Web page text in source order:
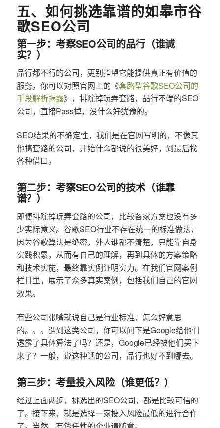
五、如何挑选靠谱的如皋市谷
歌SEO公司
第一步：考察SEO公司的品行（谁诚
实？）
品行都不行的公司，更别指望它能提供真正有价值的
服务。你可以对照官网上的《套路型谷歌SEO公司的
手段解析揭露》，排除掉玩弄套路，品行不端的SEO
公司，直接Pass掉，没什么好犹豫的。
SEO结果的不确定性，我们是在官网写明的，不像其
他搞套路的公司，开始什么都说的很美好，到最后找
各种借口。
第二步：考察SEO公司的技术（谁靠
谱？）
即便排除掉玩弄套路的公司，比较各家方案也没有多
少实际意义。谷歌SEO行业不存在统一的标准做法，
因为谷歌算法是绝密，外人谁都不清楚，只能靠自身
实践积累，从而有自己的理解，再到具体的方案策略
和技术实施，最终靠实例证明实力。在我们官网案例
栏目里，展示了众多真实案例，包括我们自己的官网
效果。
有些公司张嘴就说自己是行业标准，怎么好意思
的。。。遇到这类公司，你可以问下是Google给他们
透露了具体算法了吗？还是，Google已经被他们买下
来了？一般，说这种话的公司，品行也好不到哪去。
第三步：考量投入风险（谁更低？）
经过上面两步，挑选出的SEO公司，都是比较可信的
了。接下来，就是选择一家投入风险最低的进行合作